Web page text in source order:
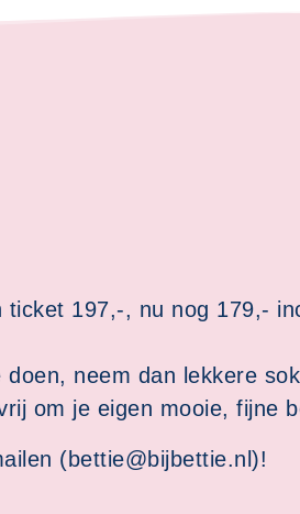
197,-, nu nog 179,-
neem dan lekkere
om je eigen mooie, fijne
(bettie@bijbettie.nl)!